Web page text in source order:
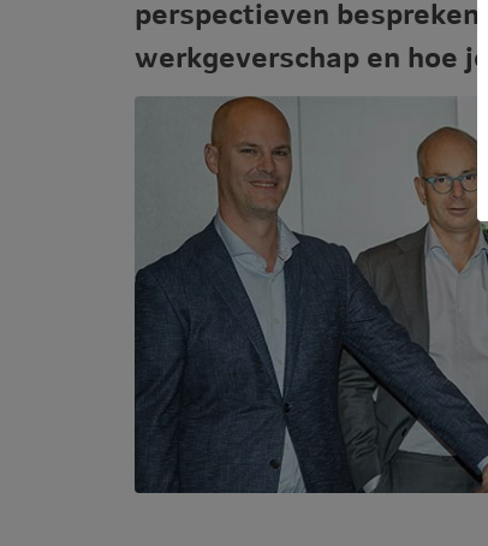
perspectieven bespreken
werkgeverschap en hoe